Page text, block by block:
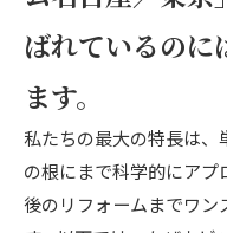
ばれているのに
ます。
私たちの最大の特長は、
の根にまで科学的にア
後のリフォームまでワン